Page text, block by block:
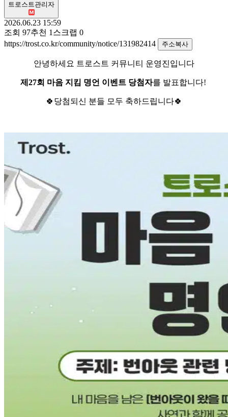
트로스트관리자
2026.06.23 15:59
조회 97추천 1 스크랩 0
https://trost.co.kr/community/notice/131982414
주소복사
안녕하세요 트로스트 커뮤니티 운영진입니다
제27회 마음 지킴 명언 이벤트 당첨자를 발표합니다!
🍀당첨되신 분들 모두 축하드립니다🍀